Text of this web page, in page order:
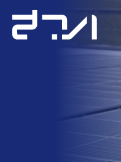
content